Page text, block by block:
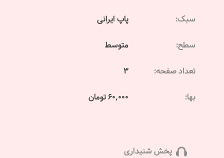
سبک: پاپ ایرانی
سطح: متوسط
تعداد صفحه: 3
بها: 60,000 تومان
پخش شنیداری